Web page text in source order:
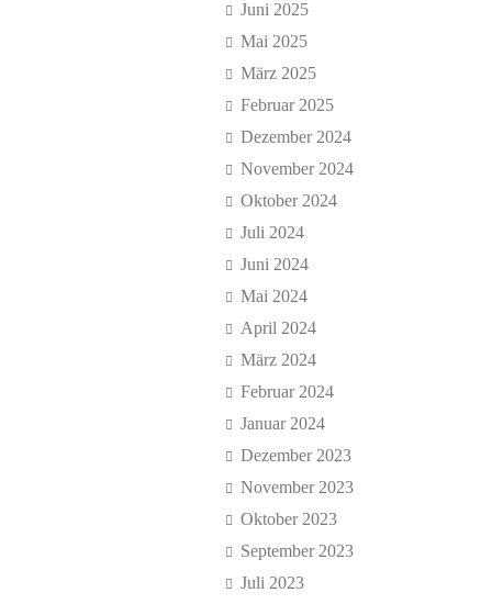
Juni 2025
Mai 2025
März 2025
Februar 2025
Dezember 2024
November 2024
Oktober 2024
Juli 2024
Juni 2024
Mai 2024
April 2024
März 2024
Februar 2024
Januar 2024
Dezember 2023
November 2023
Oktober 2023
September 2023
Juli 2023